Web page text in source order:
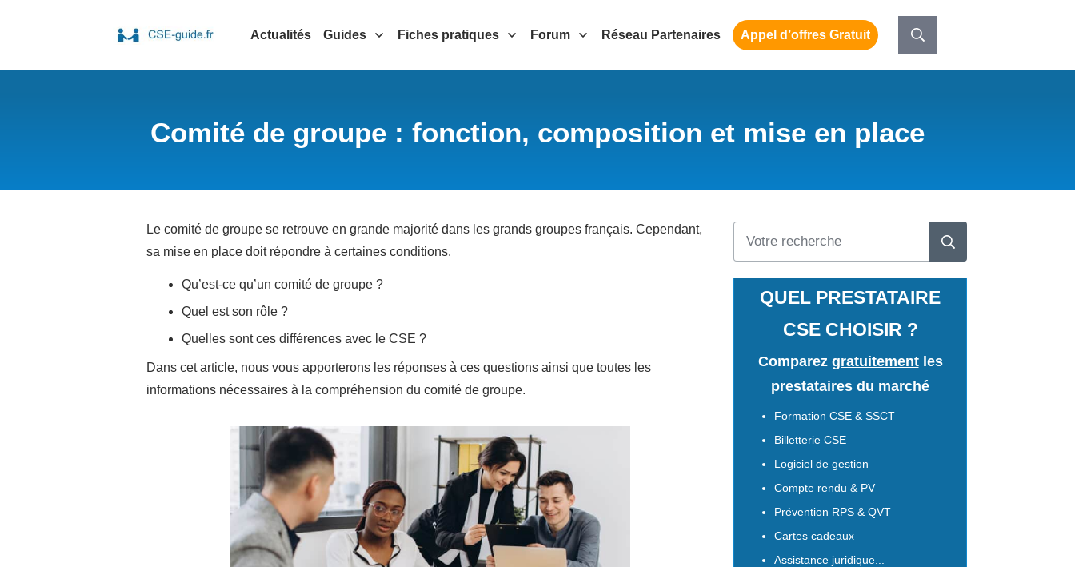
Actualités Guides Fiches pratiques Forum Réseau Partenaires Appel d’offres Gratuit
Comité de groupe : fonction, composition et mise en place
Le comité de groupe se retrouve en grande majorité dans les grands groupes français. Cependant,
sa mise en place doit répondre à certaines conditions.
Qu’est-ce qu’un comité de groupe ?
Quel est son rôle ?
Quelles sont ces différences avec le CSE ?
Dans cet article, nous vous apporterons les réponses à ces questions ainsi que toutes les
informations nécessaires à la compréhension du comité de groupe.
QUEL PRESTATAIRE
CSE CHOISIR ?
Comparez gratuitementles
prestataires du marché
Formation CSE & SSCT
Billetterie CSE
Logiciel de gestion
Compte rendu & PV
Prévention RPS & QVT
Cartes cadeaux
Assistance juridique...